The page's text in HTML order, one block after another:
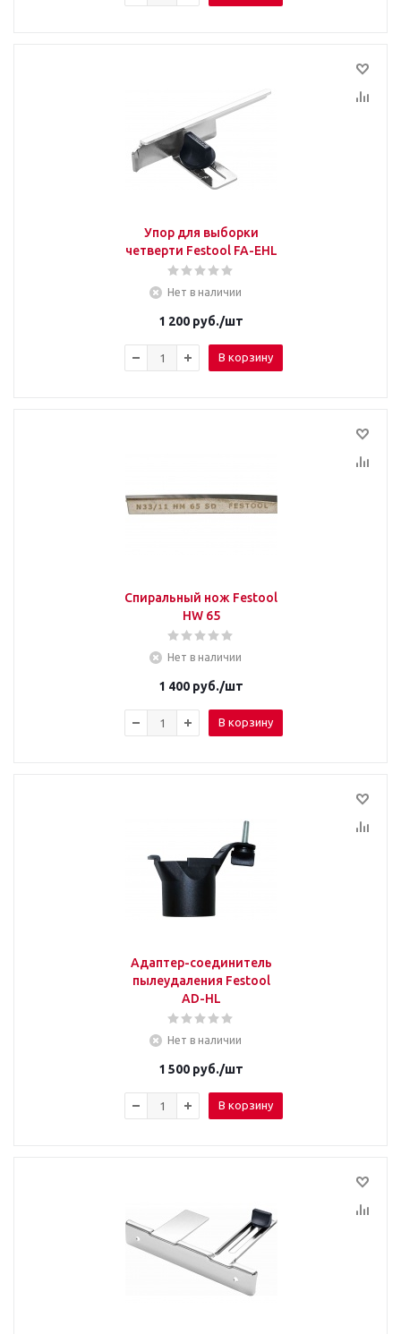
Упор для выборки
четверти Festool FA-EHL
Нет в наличии
1 200 руб./шт
В корзину
Спиральный нож Festool
HW 65
Нет в наличии
1 400 руб./шт
В корзину
Адаптер-соединитель
пылеудаления Festool
AD-HL
Нет в наличии
1 500 руб./шт
В корзину